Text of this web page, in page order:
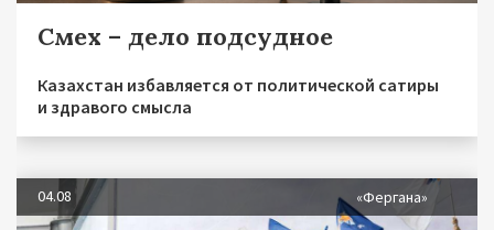
Смех – дело подсудное
Казахстан избавляется от политической сатиры
и здравого смысла
04.08 «Фергана»